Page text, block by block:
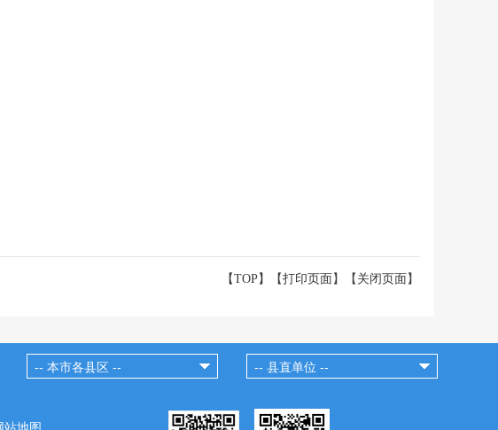
【TOP】 【打印页面 】【 关闭页面 】